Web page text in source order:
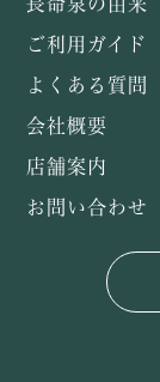
ご利用ガイド
よくある質問
会社概要
店舗案内
お問い合わせ